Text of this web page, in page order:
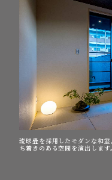
琉球畳を採用したモダンな和
ち着きのある空間を演出します。